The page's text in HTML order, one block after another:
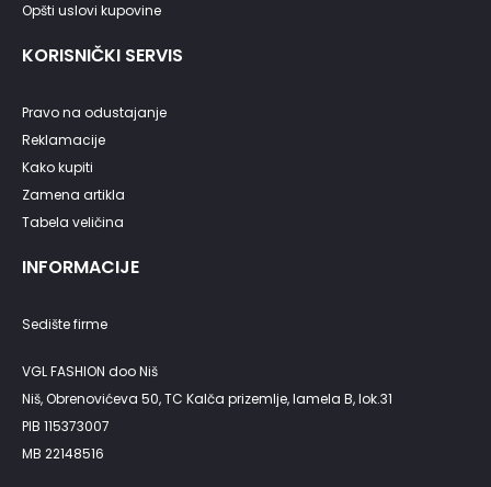
Opšti uslovi kupovine
KORISNIČKI SERVIS
Pravo na odustajanje
Reklamacije
Kako kupiti
Zamena artikla
Tabela veličina
INFORMACIJE
Sedište firme
VGL FASHION doo Niš
Niš, Obrenovićeva 50, TC Kalča prizemlje, lamela B, lok.31
PIB 115373007
MB 22148516